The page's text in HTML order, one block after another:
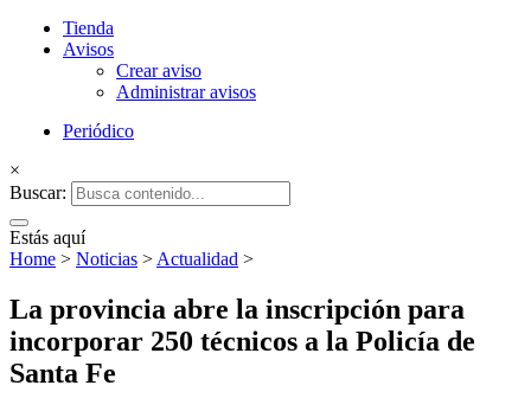
Tienda
Avisos
Crear aviso
Administrar avisos
Periódico
×
Buscar:
Estás aquí
Home > Noticias > Actualidad >
La provincia abre la inscripción para
incorporar 250 técnicos a la Policía de
Santa Fe